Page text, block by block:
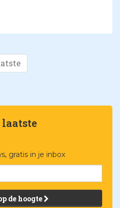
gratis in je inbox
de hoogte